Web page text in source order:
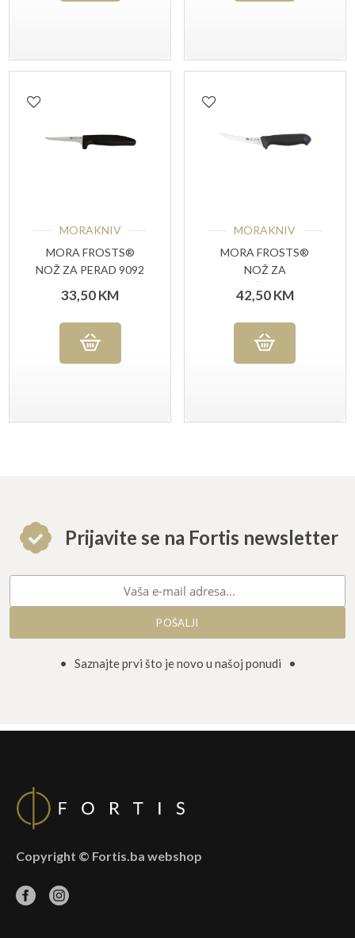
MORAKNIV
MORA FROSTS®
NOŽ ZA PERAD 9092
33,50KM
MORAKNIV
MORA FROSTS®
NOŽ ZA
ZAKRIVLJENI 9124
PG
42,50KM
Prijavite se na Fortis newsletter
• Saznajte prvi što je novo u našoj ponudi •
Copyright © Fortis.ba webshop